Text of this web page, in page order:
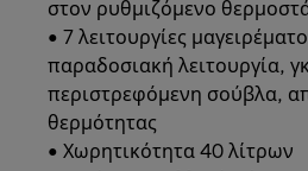
στον ρυθμιζόμενο
• 7 λειτουργίες
παραδοσιακή λειτουργία,
περιστρεφόμενη σούβλα,
θερμότητας
• Χωρητικότητα 40 λίτρων